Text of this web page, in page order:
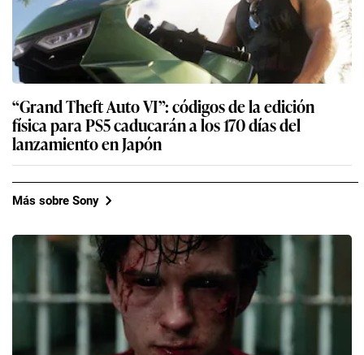
“Grand Theft Auto VI”: códigos de la edición
física para PS5 caducarán a los 170 días del
lanzamiento en Japón
Más sobre Sony